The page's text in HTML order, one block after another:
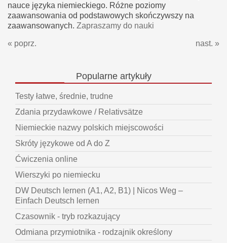
nauce języka niemieckiego. Różne poziomy
zaawansowania od podstawowych skończywszy na
zaawansowanych. Zapraszamy do nauki
« poprz. nast. »
Popularneartykuły
Testy łatwe, średnie, trudne
Zdania przydawkowe / Relativsätze
Niemieckie nazwy polskich miejscowości
Skróty językowe od A do Z
Ćwiczenia online
Wierszyki po niemiecku
DW Deutsch lernen (A1, A2, B1) | Nicos Weg –
Einfach Deutsch lernen
Czasownik - tryb rozkazujący
Odmiana przymiotnika - rodzajnik określony